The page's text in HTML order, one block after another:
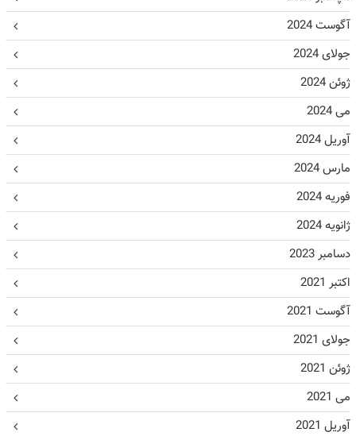
آگوست 2024
جولای 2024
ژوئن 2024
می 2024
آوریل 2024
مارس 2024
فوریه 2024
ژانویه 2024
دسامبر 2023
اکتبر 2021
آگوست 2021
جولای 2021
ژوئن 2021
می 2021
آوریل 2021